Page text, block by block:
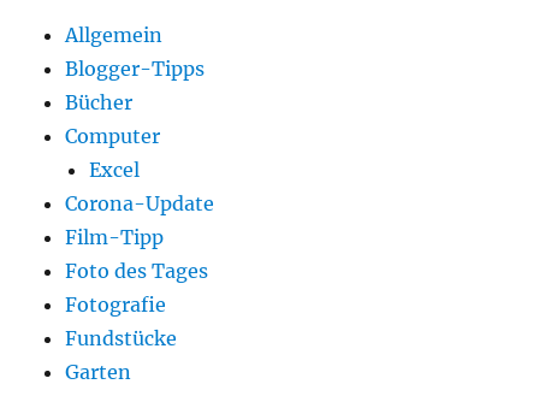
Allgemein
Blogger-Tipps
Bücher
Computer
Excel
Corona-Update
Film-Tipp
Foto des Tages
Fotografie
Fundstücke
Garten